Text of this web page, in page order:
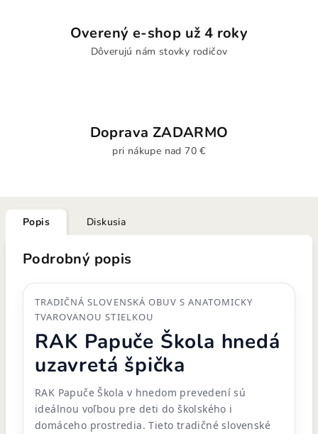
Overený e-shop už 4 roky
Dôverujú nám stovky rodičov
Doprava ZADARMO
pri nákupe nad 70 €
Popis Diskusia
Podrobný popis
TRADIČNÁ SLOVENSKÁ OBUV S ANATOMICKY
TVAROVANOU STIELKOU
RAK Papuče Škola hnedá
uzavretá špička
RAK Papuče Škola v hnedom prevedení sú
ideálnou voľbou pre deti do školského i
domáceho prostredia. Tieto tradičné slovenské